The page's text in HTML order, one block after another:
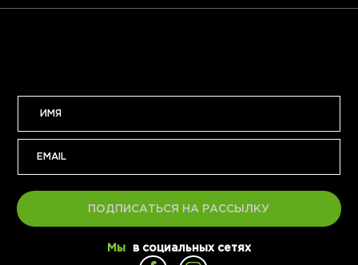
ПОДПИСАТЬСЯ НА РАССЫЛКУ
Мы в социальных сетях